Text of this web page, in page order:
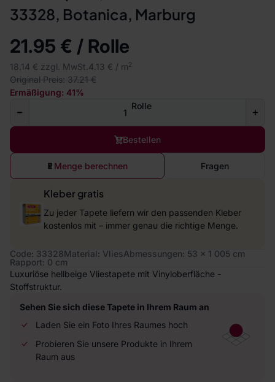
33328, Botanica, Marburg
21.95 € / Rolle
18.14 € zzgl. MwSt. 4.13 € / m2
Original Preis: 37.21 €
Ermäßigung: 41%
Rolle
Bestellen
Menge berechnen Fragen
Kleber gratis
Zu jeder Tapete liefern wir den passenden Kleber
kostenlos mit – immer genau die richtige Menge.
Code: 33328Material: VliesAbmessungen: 53 x 1 005 cm
Rapport: 0 cm
Luxuriöse hellbeige Vliestapete mit Vinyloberfläche -
Stoffstruktur.
Sehen Sie sich diese Tapete in Ihrem Raum an
Laden Sie ein Foto Ihres Raumes hoch
Probieren Sie unsere Produkte in Ihrem
Raum aus